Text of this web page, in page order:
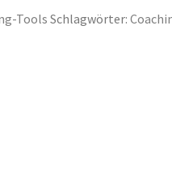
Tools Schlagwörter: